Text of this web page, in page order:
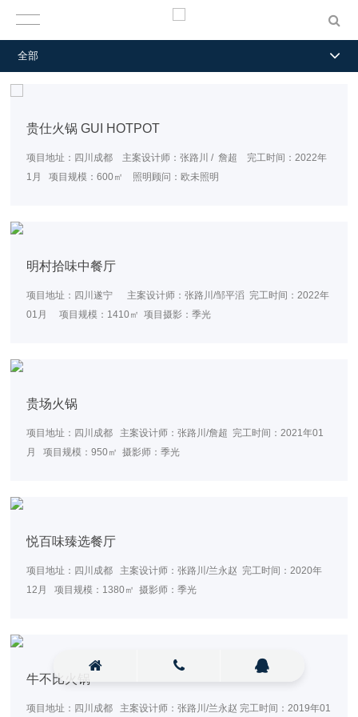
贵仕火锅 GUI HOTPOT
项目地址：四川成都 主案设计师：张路川 / 詹超 完工时间：2022年
1月 项目规模：600㎡ 照明顾问：欧未照明
明村拾味中餐厅
项目地址：四川遂宁 主案设计师：张路川/邹平滔 完工时间：2022年
01月 项目规模：1410㎡ 项目摄影：季光
贵场火锅
项目地址：四川成都 主案设计师：张路川/詹超 完工时间：2021年01
月 项目规模：950㎡ 摄影师：季光
悦百味臻选餐厅
项目地址：四川成都 主案设计师：张路川/兰永赵 完工时间：2020年
12月 项目规模：1380㎡ 摄影师：季光
牛不比火锅
项目地址：四川成都 主案设计师：张路川/兰永赵 完工时间：2019年01
全部